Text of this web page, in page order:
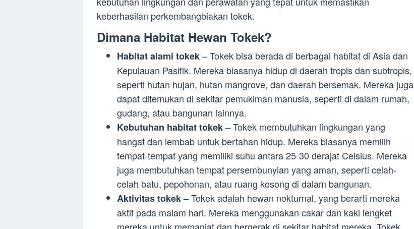
keberhasilan perkembangbiakan tokek.
Dimana Habitat Hewan Tokek?
Habitat alami tokek– Tokek bisa berada di berbagai habitat di Asia dan
Kepulauan Pasifik. Mereka biasanya hidup di daerah tropis dan subtropis,
seperti hutan hujan, hutan mangrove, dan daerah bersemak. Mereka juga
dapat ditemukan di sekitar pemukiman manusia, seperti di dalam rumah,
gudang, atau bangunan lainnya.
Kebutuhan habitat tokek– Tokek membutuhkan lingkungan yang
hangat dan lembab untuk bertahan hidup. Mereka biasanya memilih
tempat-tempat yang memiliki suhu antara 25-30 derajat Celsius. Mereka
juga membutuhkan tempat persembunyian yang aman, seperti celah-
celah batu, pepohonan, atau ruang kosong di dalam bangunan.
Aktivitas tokek –Tokek adalah hewan nokturnal, yang berarti mereka
aktif pada malam hari. Mereka menggunakan cakar dan kaki lengket
mereka untuk memanjat dan bergerak di sekitar habitat mereka. Tokek